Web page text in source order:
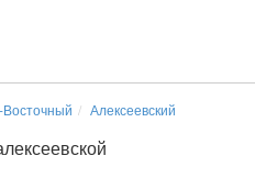
Алексеевский